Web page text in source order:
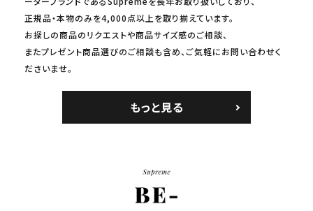
正規品・本物のみを4,000点以上を取り揃えています。
お探しの商品のリクエストや商品サイズ感のご相談、
またプレゼント商品選びのご相談も含め、ご気軽にお問い合わせく
ださいませ。
もっと見る